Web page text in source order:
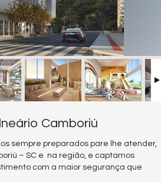
Camboriú
sempre preparados pare lhe atender,
– SC e na região, e captamos
com a maior segurança que